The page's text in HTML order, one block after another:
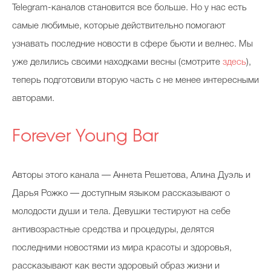
Telegram-каналов становится все больше. Но у нас есть
самые любимые, которые действительно помогают
узнавать последние новости в сфере бьюти и велнес. Мы
уже делились своими находками весны (смотрите здесь),
теперь подготовили вторую часть с не менее интересными
авторами.
Forever Young Bar
Авторы этого канала — Аннета Решетова, Алина Дуэль и
Дарья Рожко — доступным языком рассказывают о
молодости души и тела. Девушки тестируют на себе
антивозрастные средства и процедуры, делятся
последними новостями из мира красоты и здоровья,
рассказывают как вести здоровый образ жизни и